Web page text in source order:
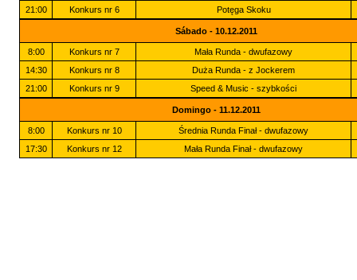
21:00
Konkurs nr 6 Potęga Skoku
Sábado - 10.12.2011
8:00 Konkurs nr 7
Mała Runda - dwufazowy
14:30
Konkurs nr 8
Duża Runda - z Jockerem
21:00
Konkurs nr 9 Speed & Music - szybkości
Domingo - 11.12.2011
8:00 Konkurs nr 10
Średnia Runda Finał - dwufazowy
17:30
Konkurs nr 12 Mała Runda Finał - dwufazowy